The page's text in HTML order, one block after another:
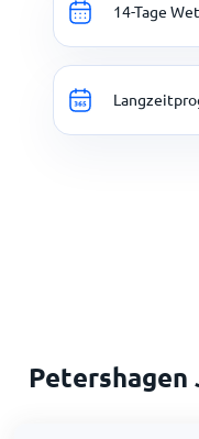
14-Tage